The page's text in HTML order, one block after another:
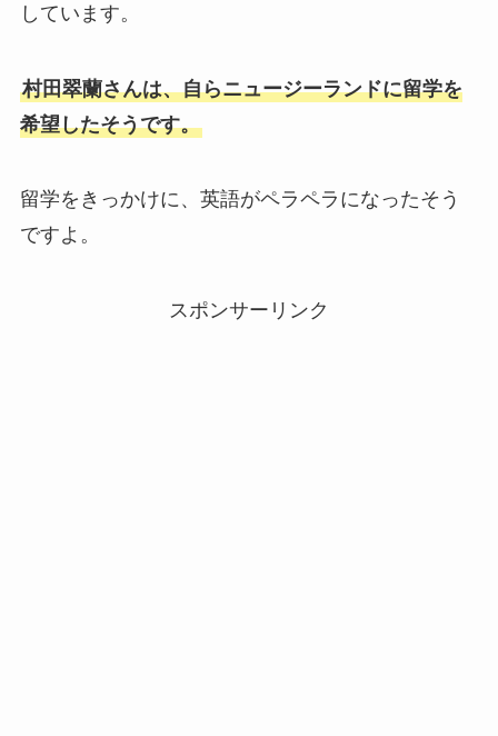
しています。
村田翠蘭さんは、自らニュージーランドに留学を
希望したそうです。
留学をきっかけに、英語がペラペラになったそう
ですよ。
スポンサーリンク